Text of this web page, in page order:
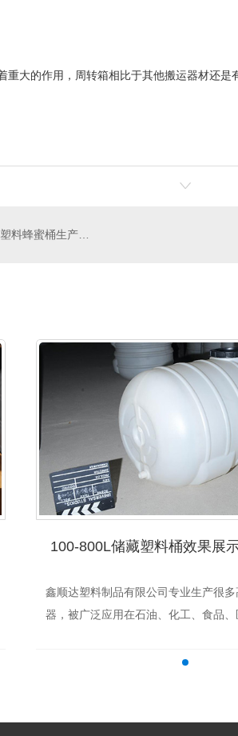
的作用，周转箱相比于其他搬运器材还是
塑料桦树汁桶生产厂家 塑料油桶生成厂家 塑料蜂蜜桶生产厂家
鑫顺达塑料制品有限公司专业生产很
器，被广泛应用在石油、化工、食品
要的可以联系我们：0451-